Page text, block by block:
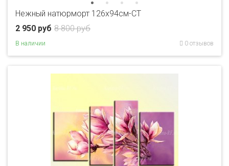
Нежный натюрморт 126х94см-CT
8 800 руб
2 950 руб
В наличии 0 отзывов